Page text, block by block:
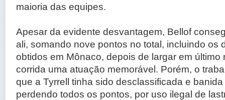
maioria das equipes.
Apesar da evidente desvantagem, Bellof
ali, somando nove pontos no total, incluindo os
obtidos em Mônaco, depois de largar em último
corrida uma atuação memorável. Porém, o
que a Tyrrell tinha sido desclassificada e
perdendo todos os pontos, por uso ilegal de